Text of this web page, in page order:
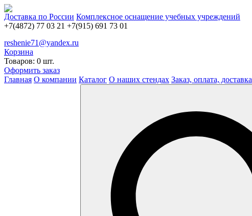
Доставка по России Комплексное оснащение учебных учреждений
+7(4872) 77 03 21 +7(915) 691 73 01
reshenie71@yandex.ru
Корзина
Товаров: 0 шт.
Оформить заказ
Главная О компании Каталог О наших стендах Заказ, оплата, доставка